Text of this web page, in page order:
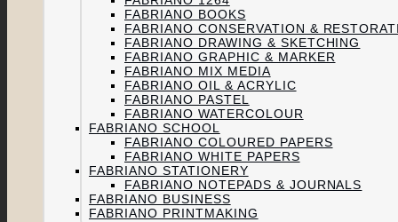
FABRIANO BOOKS
FABRIANO CONSERVATION &
FABRIANO DRAWING & SKETCHING
FABRIANO GRAPHIC & MARKER
FABRIANO MIX MEDIA
FABRIANO OIL & ACRYLIC
FABRIANO PASTEL
FABRIANO WATERCOLOUR
FABRIANO SCHOOL
FABRIANO COLOURED PAPERS
FABRIANO WHITE PAPERS
FABRIANO STATIONERY
FABRIANO NOTEPADS & JOURNALS
FABRIANO BUSINESS
FABRIANO PRINTMAKING